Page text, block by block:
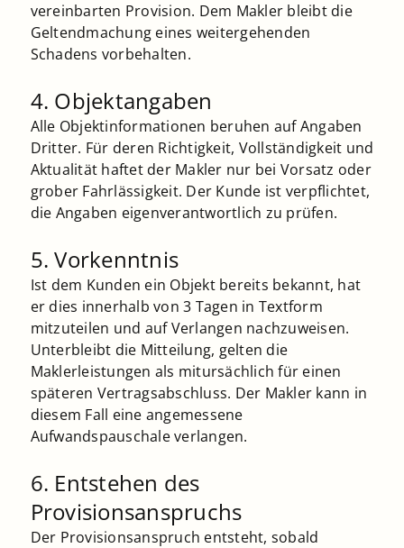
vereinbarten Provision. Dem Makler bleibt die
Geltendmachung eines weitergehenden
Schadens vorbehalten.
4. Objektangaben
Alle Objektinformationen beruhen auf Angaben
Dritter. Für deren Richtigkeit, Vollständigkeit und
Aktualität haftet der Makler nur bei Vorsatz oder
grober Fahrlässigkeit. Der Kunde ist verpflichtet,
die Angaben eigenverantwortlich zu prüfen.
5. Vorkenntnis
Ist dem Kunden ein Objekt bereits bekannt, hat
er dies innerhalb von 3 Tagen in Textform
mitzuteilen und auf Verlangen nachzuweisen.
Unterbleibt die Mitteilung, gelten die
Maklerleistungen als mitursächlich für einen
späteren Vertragsabschluss. Der Makler kann in
diesem Fall eine angemessene
Aufwandspauschale verlangen.
6. Entstehen des
Provisionsanspruchs
Der Provisionsanspruch entsteht, sobald